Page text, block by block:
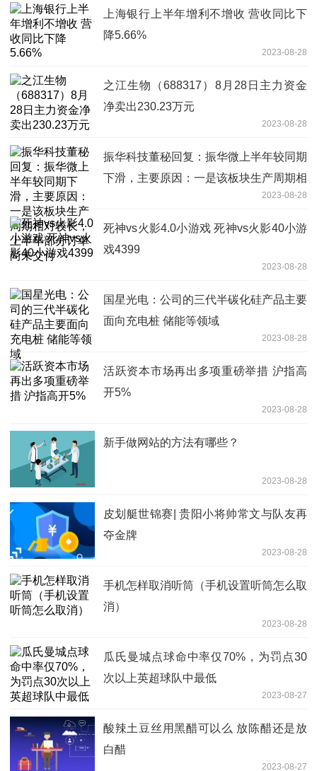
上海银行上半年增利不增收 营收同比下
降5.66%
2023-08-28
之江生物（688317）8月28日主力资金
净卖出230.23万元
2023-08-28
振华科技董秘回复：振华微上半年较同期
下滑，主要原因：一是该板块生产周期相
对较长，上半年部分订单尚未交付2023-08-28
死神vs火影4.0小游戏 死神vs火影40小游
戏4399
2023-08-28
国星光电：公司的三代半碳化硅产品主要
面向充电桩 储能等领域
2023-08-28
活跃资本市场再出多项重磅举措 沪指高
开5%
2023-08-28
新手做网站的方法有哪些？
2023-08-28
皮划艇世锦赛| 贵阳小将帅常文与队友再
夺金牌
2023-08-28
手机怎样取消听筒（手机设置听筒怎么取
消）
2023-08-28
瓜氏曼城点球命中率仅70%，为罚点30
次以上英超球队中最低
2023-08-27
酸辣土豆丝用黑醋可以么 放陈醋还是放
白醋
2023-08-27